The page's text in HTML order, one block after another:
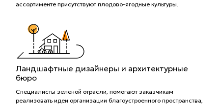
ассортименте присутствуют плодово-ягодные культуры.
Ландшафтные дизайнеры и архитектурные
бюро
Специалисты зеленой отрасли, помогают заказчикам
реализовать идеи организации благоустроенного пространства,